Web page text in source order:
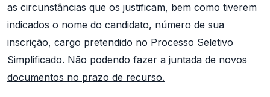
as circunstâncias que os justificam, bem como tiverem
indicados o nome do candidato, número de sua
inscrição, cargo pretendido no Processo Seletivo
Simplificado. Não podendo fazer a juntada de novos
documentos no prazo de recurso.